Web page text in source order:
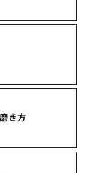
き方